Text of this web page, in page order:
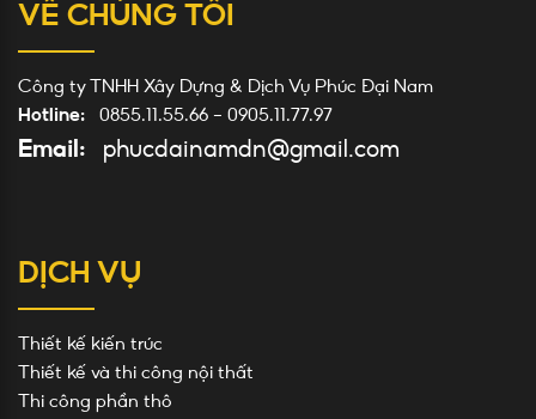
VỀ CHÚNG TÔI
Công ty TNHH Xây Dựng & Dịch Vụ Phúc Đại Nam
Hotline:
0855.11.55.66 - 0905.11.77.97
Email: phucdainamdn@gmail.com
DỊCH VỤ
Thiết kế kiến trúc
Thiết kế và thi công nội thất
Thi công phần thô